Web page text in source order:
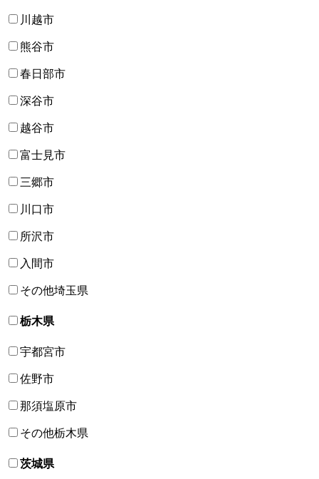
川越市
熊谷市
春日部市
深谷市
越谷市
富士見市
三郷市
川口市
所沢市
入間市
その他埼玉県
栃木県
宇都宮市
佐野市
那須塩原市
その他栃木県
茨城県